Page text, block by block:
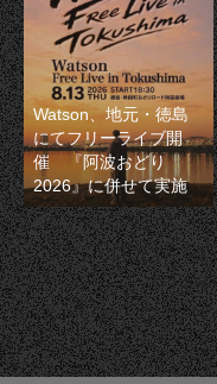
Watson、地元・徳島
にてフリーライブ開
催 『阿波おどり
2026』に併せて実施